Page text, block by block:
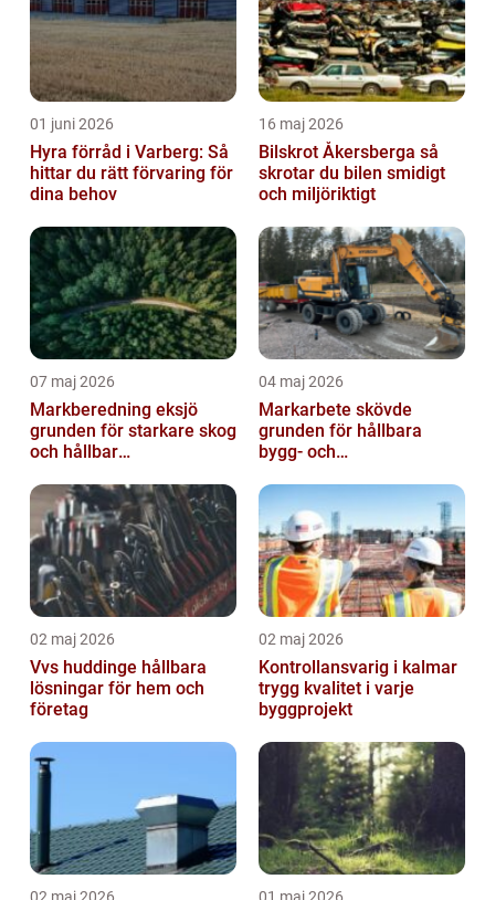
01 juni 2026
Hyra förråd i Varberg: Så
hittar du rätt förvaring för
dina behov
16 maj 2026
Bilskrot Åkersberga så
skrotar du bilen smidigt
och miljöriktigt
07 maj 2026
Markberedning eksjö
grunden för starkare skog
och hållbar
04 maj 2026
Markarbete skövde
grunden för hållbara
bygg- och
02 maj 2026
Vvs huddinge hållbara
lösningar för hem och
företag
02 maj 2026
Kontrollansvarig i kalmar
trygg kvalitet i varje
byggprojekt